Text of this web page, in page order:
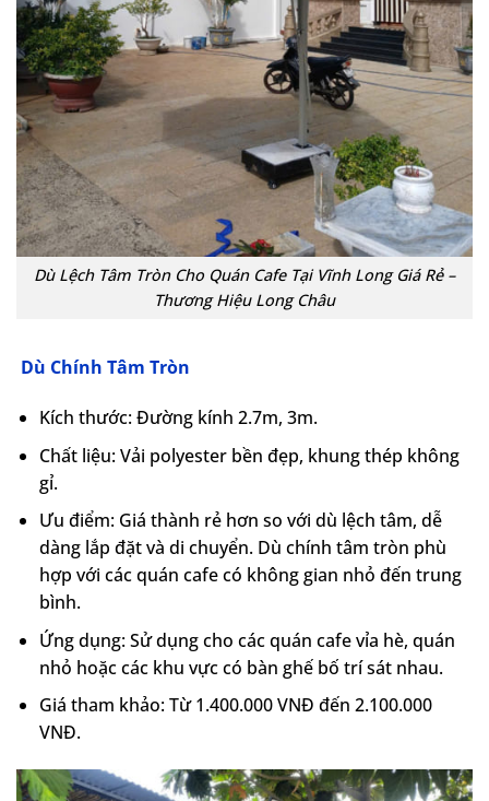
Dù Lệch Tâm Tròn Cho Quán Cafe Tại Vĩnh Long Giá Rẻ –
Thương Hiệu Long Châu
Dù Chính Tâm Tròn
Kích thước: Đường kính 2.7m, 3m.
Chất liệu: Vải polyester bền đẹp, khung thép không
gỉ.
Ưu điểm: Giá thành rẻ hơn so với dù lệch tâm, dễ
dàng lắp đặt và di chuyển. Dù chính tâm tròn phù
hợp với các quán cafe có không gian nhỏ đến trung
bình.
Ứng dụng: Sử dụng cho các quán cafe vỉa hè, quán
nhỏ hoặc các khu vực có bàn ghế bố trí sát nhau.
Giá tham khảo: Từ 1.400.000 VNĐ đến 2.100.000
VNĐ.